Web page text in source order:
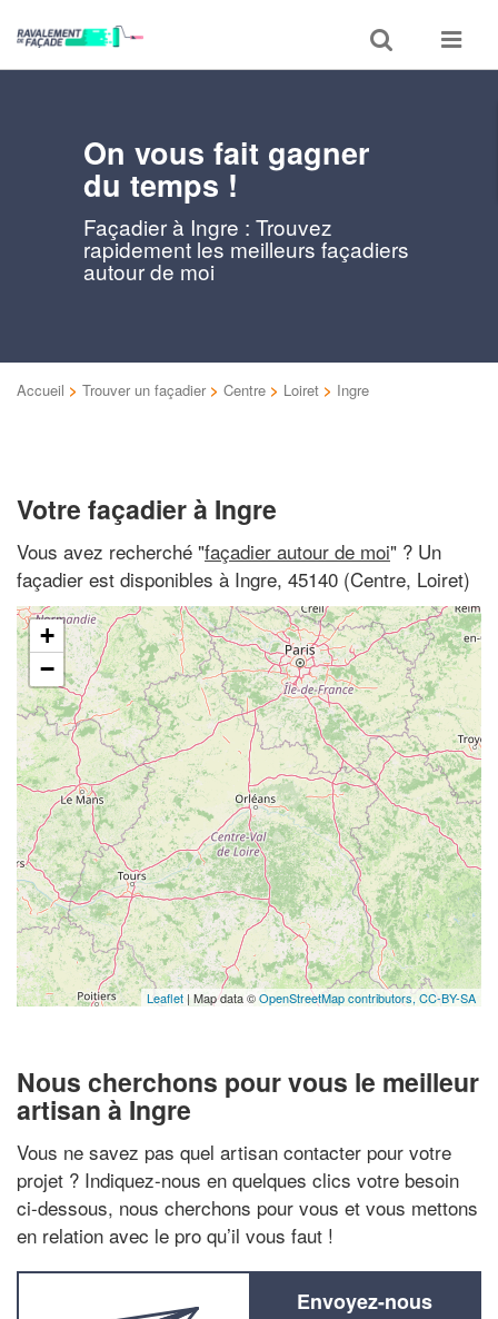
Toggle
search
Toggle
On vous fait gagner
du temps !
Façadier à Ingre : Trouvez
rapidement les meilleurs façadiers
autour de moi
Accueil > Trouver un façadier > Centre > Loiret > Ingre
Votre façadier à Ingre
Vous avez recherché "façadier autour de moi" ? Un
façadier est disponibles à Ingre, 45140 (Centre, Loiret)
+
−
Leaflet | Map data ©OpenStreetMap contributors, CC-BY-SA
Nous cherchons pour vous le meilleur
artisan à Ingre
Vous ne savez pas quel artisan contacter pour votre
projet ? Indiquez-nous en quelques clics votre besoin
ci-dessous, nous cherchons pour vous et vous mettons
en relation avec le pro qu’il vous faut !
Envoyez-nous